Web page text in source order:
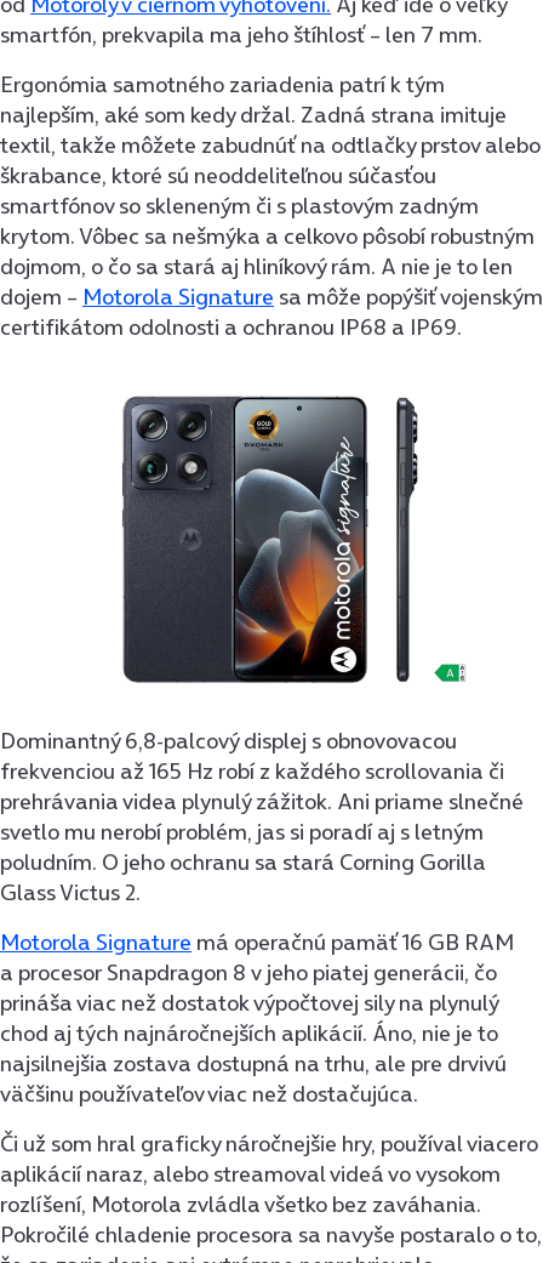
smartfón, prekvapila ma jeho štíhlosť – len 7 mm.
Ergonómia samotného zariadenia patrí k tým
najlepším, aké som kedy držal. Zadná strana imituje
textil, takže môžete zabudnúť na odtlačky prstov alebo
škrabance, ktoré sú neoddeliteľnou súčasťou
smartfónov so skleneným či s plastovým zadným
krytom. Vôbec sa nešmýka a celkovo pôsobí robustným
dojmom, o čo sa stará aj hliníkový rám. A nie je to len
dojem – Motorola Signature sa môže popýšiť vojenským
certifikátom odolnosti a ochranou IP68 a IP69.
Dominantný 6,8-palcový displej s obnovovacou
frekvenciou až 165 Hz robí z každého scrollovania či
prehrávania videa plynulý zážitok. Ani priame slnečné
svetlo mu nerobí problém, jas si poradí aj s letným
poludním. O jeho ochranu sa stará Corning Gorilla
Glass Victus 2.
Motorola Signature má operačnú pamäť 16 GB RAM
a procesor Snapdragon 8 v jeho piatej generácii, čo
prináša viac než dostatok výpočtovej sily na plynulý
chod aj tých najnáročnejších aplikácií. Áno, nie je to
najsilnejšia zostava dostupná na trhu, ale pre drvivú
väčšinu používateľov viac než dostačujúca.
Či už som hral graficky náročnejšie hry, používal viacero
aplikácií naraz, alebo streamoval videá vo vysokom
rozlíšení, Motorola zvládla všetko bez zaváhania.
Pokročilé chladenie procesora sa navyše postaralo o to,